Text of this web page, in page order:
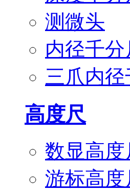
测微头
内径千分
三爪内径
高度尺
数显高度
游标高度